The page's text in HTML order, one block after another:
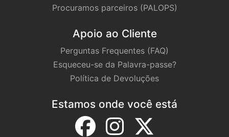
Procuramos parceiros (PALOPS)
Apoio ao Cliente
Perguntas Frequentes (FAQ)
Esqueceu-se da Palavra-passe?
Política de Devoluções
Estamos onde você está